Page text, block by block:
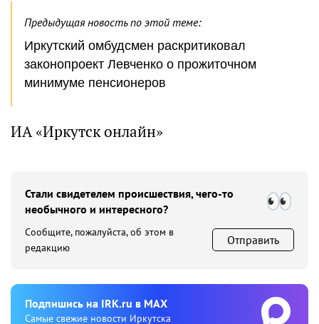
Предыдущая новость по этой теме:
Иркутский омбудсмен раскритиковал
законопроект Левченко о прожиточном
минимуме пенсионеров
ИА «Иркутск онлайн»
Стали свидетелем происшествия, чего-то
необычного и интересного?
Сообщите, пожалуйста, об этом в
редакцию
Отправить
Подпишиcь на IRK.ru в MAX
Cамые свежие новости Иркутска